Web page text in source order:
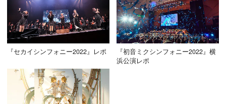
『セカイシンフォニー2022』レポ
『初音ミクシンフォニー2022』横
浜公演レポ